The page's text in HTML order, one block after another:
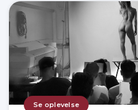
Se oplevelse